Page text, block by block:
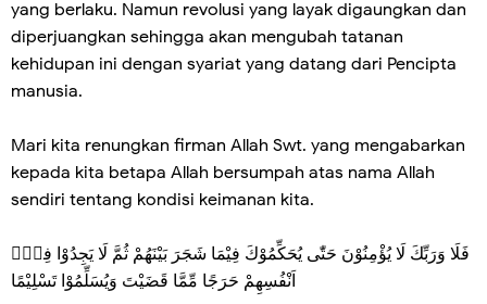
yang berlaku. Namun revolusi yang layak digaungkan dan
diperjuangkan sehingga akan mengubah tatanan
kehidupan ini dengan syariat yang datang dari Pencipta
manusia.
Mari kita renungkan firman Allah Swt. yang mengabarkan
kepada kita betapa Allah bersumpah atas nama Allah
sendiri tentang kondisi keimanan kita.
فَلَا وَرَبِّكَ لَا يُؤْمِنُوْنَ حَتّٰى يُحَكِّمُوْكَ فِيْمَا شَجَرَ بَيْنَهُمْ ثُمَّ لَا يَجِدُوْا فِيْۤ
اَنْفُسِهِمْ حَرَجًا مِّمَّا قَضَيْتَ وَيُسَلِّمُوْا تَسْلِيْمًا